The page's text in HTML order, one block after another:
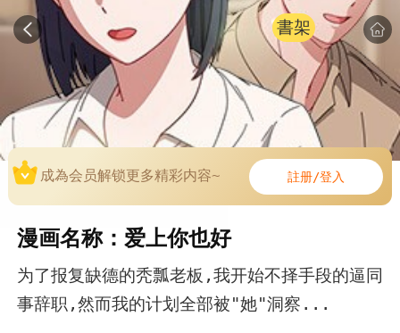
書架
成為会员解锁更多精彩内容~ 註册/登入
漫画名称：爱上你也好
为了报复缺德的秃瓢老板,我开始不择手段的逼同
事辞职,然而我的计划全部被"她"洞察...